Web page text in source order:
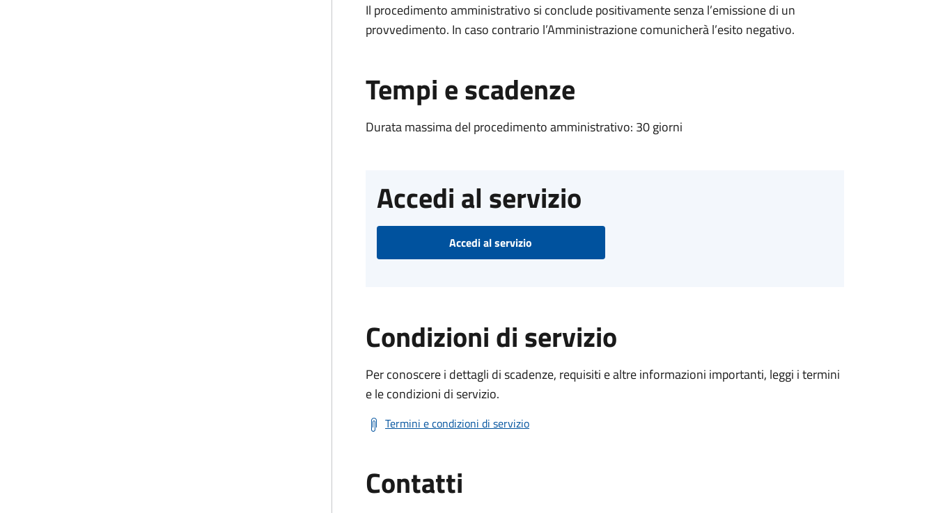
Il procedimento amministrativo si conclude positivamente senza l’emissione di un
provvedimento. In caso contrario l’Amministrazione comunicherà l’esito negativo.
Tempi e scadenze
Durata massima del procedimento amministrativo: 30 giorni
Accedi al servizio
Accedi al servizio
Condizioni di servizio
Per conoscere i dettagli di scadenze, requisiti e altre informazioni importanti, leggi i termini
e le condizioni di servizio.
Termini e condizioni di servizio
Contatti